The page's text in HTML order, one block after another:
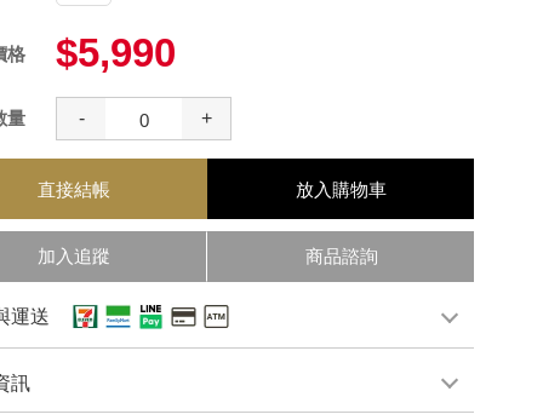
格 $5,990
量 - +
直接結帳 放入購物車
加入追蹤 商品諮詢
運送
訊